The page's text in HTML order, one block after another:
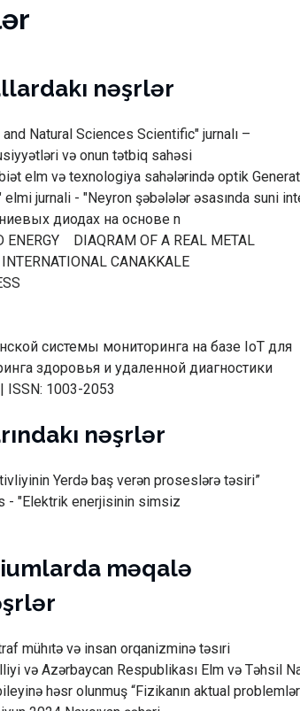
nəşrlər
Natural Sciences Scientific" jurnalı –
və onun tətbiq sahəsi
elm və texnologiya sahələrində optik
jurnali - "Neyron şəbələlər əsasında suni
диодах на основе n
ENERGY DIAQRAM OF A REAL METAL
CANAKKALE
системы мониторинга на базе IoT для
здоровья и удаленной диагностики
ISSN: 1003-2053
nəşrlər
Yerdə baş verən proseslərə təsiri”
- "Elektrik enerjisinin simsiz
məqalə
mühıtə və insan orqanizminə təsıri
və Azərbaycan Respublikası Elm və Təhsil
həsr olunmuş “Fizikanın aktual